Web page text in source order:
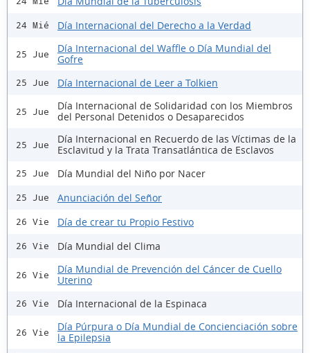
24 Mié Día Internacional del Derecho a la Verdad
25 Jue
Día Internacional del Waffle o Día Mundial del
Gofre
25 Jue Día Internacional de Leer a Tolkien
25 Jue
Día Internacional de Solidaridad con los Miembros
del Personal Detenidos o Desaparecidos
25 Jue
Día Internacional en Recuerdo de las Víctimas de la
Esclavitud y la Trata Transatlántica de Esclavos
25 Jue Día Mundial del Niño por Nacer
25 Jue Anunciación del Señor
26 Vie Día de crear tu Propio Festivo
26 Vie Día Mundial del Clima
26 Vie
Día Mundial de Prevención del Cáncer de Cuello
Uterino
26 Vie Día Internacional de la Espinaca
26 Vie
Día Púrpura o Día Mundial de Concienciación sobre
la Epilepsia